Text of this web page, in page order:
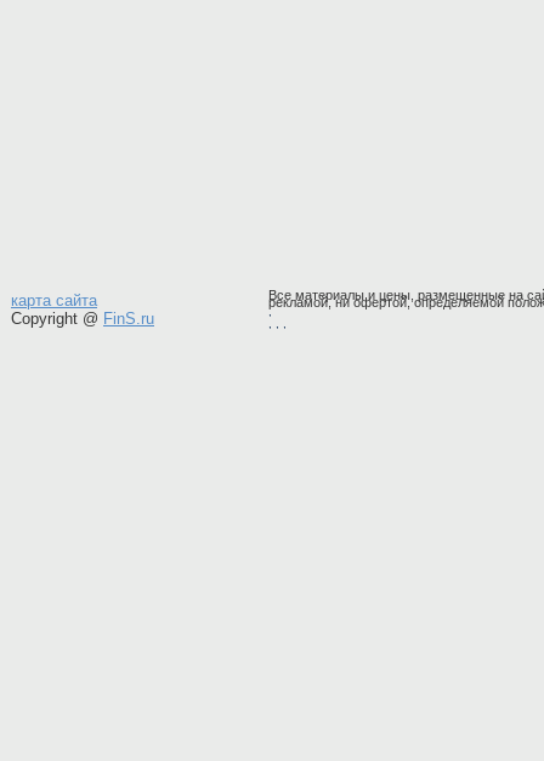
карта сайта
Copyright @ FinS.ru
Все материалы и цены, размещенные на
рекламой, ни офертой, определяемой
,